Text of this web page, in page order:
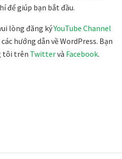
để giúp bạn bắt đầu.
lòng đăng kýYouTube Channel
hướng dẫn về WordPress. Bạn
tôi trên Twittervà Facebook.